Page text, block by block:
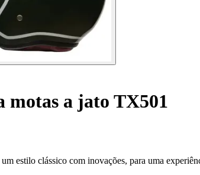
motas a jato TX501
estilo clássico com inovações, para uma